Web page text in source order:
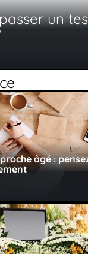
un
proche âgé :